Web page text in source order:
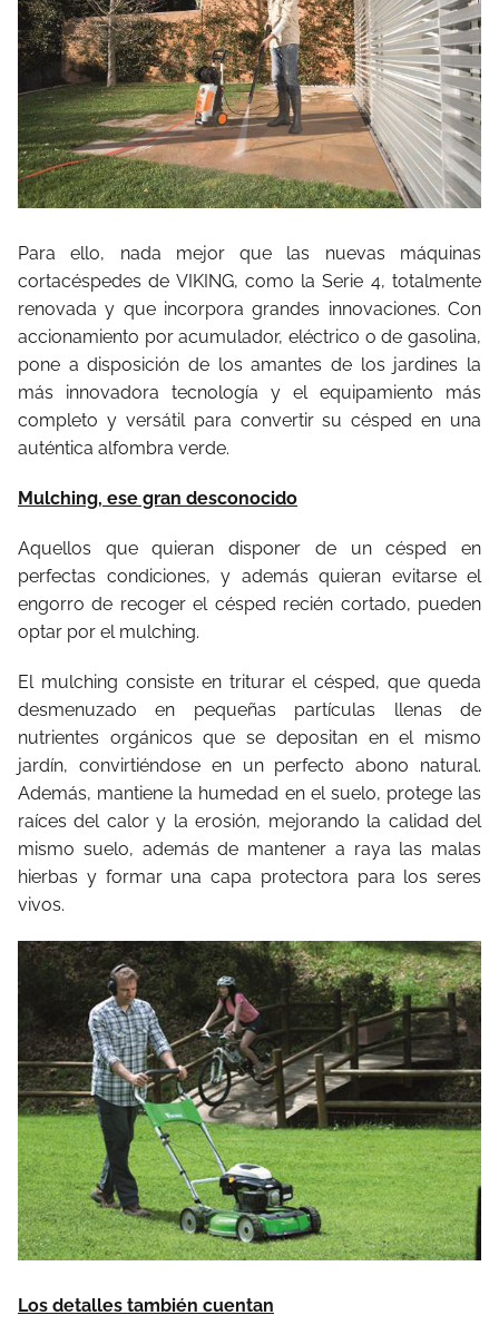
Para ello, nada mejor que las nuevas máquinas
cortacéspedes de VIKING, como la Serie 4, totalmente
renovada y que incorpora grandes innovaciones. Con
accionamiento por acumulador, eléctrico o de gasolina,
pone a disposición de los amantes de los jardines la
más innovadora tecnología y el equipamiento más
completo y versátil para convertir su césped en una
auténtica alfombra verde.
Mulching, ese gran desconocido
Aquellos que quieran disponer de un césped en
perfectas condiciones, y además quieran evitarse el
engorro de recoger el césped recién cortado, pueden
optar por el mulching.
El mulching consiste en triturar el césped, que queda
desmenuzado en pequeñas partículas llenas de
nutrientes orgánicos que se depositan en el mismo
jardín, convirtiéndose en un perfecto abono natural.
Además, mantiene la humedad en el suelo, protege las
raíces del calor y la erosión, mejorando la calidad del
mismo suelo, además de mantener a raya las malas
hierbas y formar una capa protectora para los seres
vivos.
Los detalles también cuentan